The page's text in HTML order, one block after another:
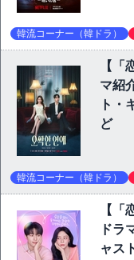
韓流コーナー（韓ドラ）
【「
マ紹
ト・
ど
韓流コーナー（韓ドラ）
【「
ドラ
ャス